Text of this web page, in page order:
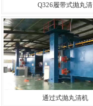
Q326履带式抛丸清
通过式抛丸清机